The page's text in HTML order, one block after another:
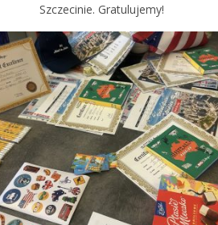
Szczecinie. Gratulujemy!